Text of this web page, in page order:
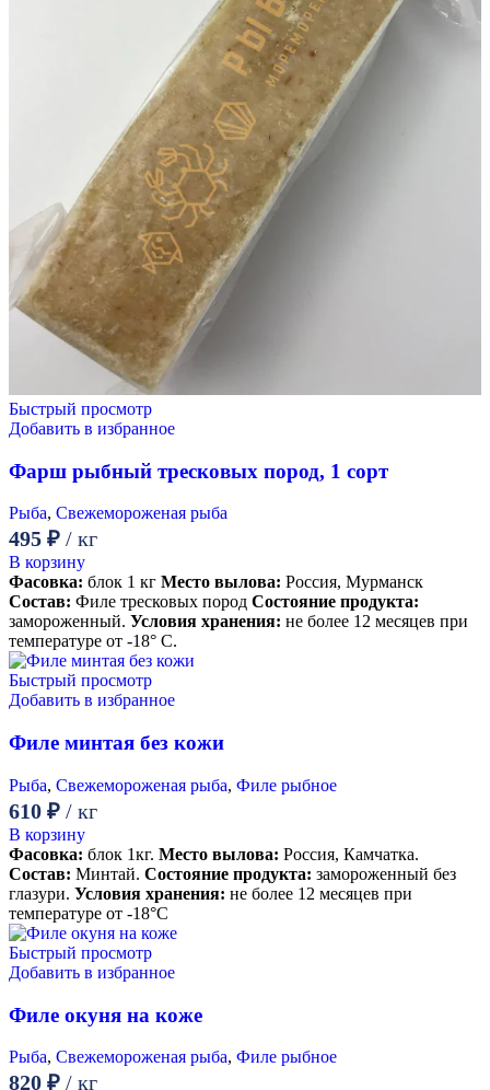
Быстрый просмотр
Добавить в избранное
Фарш рыбный тресковых пород, 1 сорт
Рыба, Свежемороженая рыба
495 ₽ / кг
В корзину
Фасовка: блок 1 кг Место вылова: Россия, Мурманск
Состав: Филе тресковых пород Состояние продукта:
замороженный. Условия хранения: не более 12 месяцев при
температуре от -18° С.
Быстрый просмотр
Добавить в избранное
Филе минтая без кожи
Рыба, Свежемороженая рыба, Филе рыбное
610 ₽ / кг
В корзину
Фасовка: блок 1кг. Место вылова: Россия, Камчатка.
Состав: Минтай. Состояние продукта: замороженный без
глазури. Условия хранения: не более 12 месяцев при
температуре от -18°С
Быстрый просмотр
Добавить в избранное
Филе окуня на коже
Рыба, Свежемороженая рыба, Филе рыбное
820 ₽ / кг